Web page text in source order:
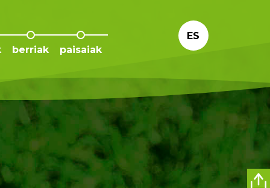
berriak paisaiak
ES